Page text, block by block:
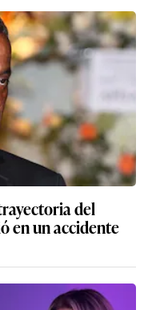
del
en un accidente